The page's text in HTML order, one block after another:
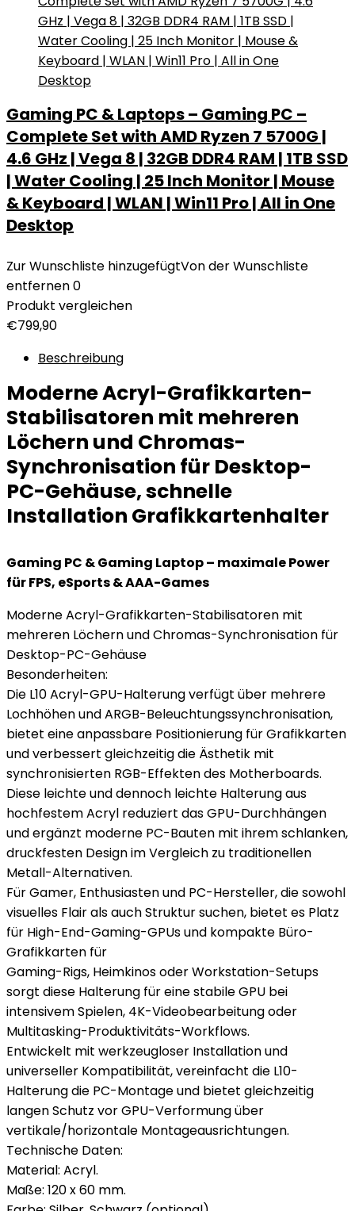
Gaming PC & Laptops – Gaming PC –
Complete Set with AMD Ryzen 7 5700G |
4.6 GHz | Vega 8 | 32GB DDR4 RAM | 1TB SSD
| Water Cooling | 25 Inch Monitor | Mouse
& Keyboard | WLAN | Win11 Pro | All in One
Desktop
Zur Wunschliste hinzugefügtVon der Wunschliste
entfernen0
Produkt vergleichen
€799,90
Beschreibung
Moderne Acryl-Grafikkarten-
Stabilisatoren mit mehreren
Löchern und Chromas-
Synchronisation für Desktop-
PC-Gehäuse, schnelle
Installation Grafikkartenhalter
Gaming PC & Gaming Laptop – maximale Power
für FPS, eSports & AAA-Games
Moderne Acryl-Grafikkarten-Stabilisatoren mit
mehreren Löchern und Chromas-Synchronisation für
Desktop-PC-Gehäuse
Besonderheiten:
Die L10 Acryl-GPU-Halterung verfügt über mehrere
Lochhöhen und ARGB-Beleuchtungssynchronisation,
bietet eine anpassbare Positionierung für Grafikkarten
und verbessert gleichzeitig die Ästhetik mit
synchronisierten RGB-Effekten des Motherboards.
Diese leichte und dennoch leichte Halterung aus
hochfestem Acryl reduziert das GPU-Durchhängen
und ergänzt moderne PC-Bauten mit ihrem schlanken,
druckfesten Design im Vergleich zu traditionellen
Metall-Alternativen.
Für Gamer, Enthusiasten und PC-Hersteller, die sowohl
visuelles Flair als auch Struktur suchen, bietet es Platz
für High-End-Gaming-GPUs und kompakte Büro-
Grafikkarten für
Gaming-Rigs, Heimkinos oder Workstation-Setups
sorgt diese Halterung für eine stabile GPU bei
intensivem Spielen, 4K-Videobearbeitung oder
Multitasking-Produktivitäts-Workflows.
Entwickelt mit werkzeugloser Installation und
universeller Kompatibilität, vereinfacht die L10-
Halterung die PC-Montage und bietet gleichzeitig
langen Schutz vor GPU-Verformung über
vertikale/horizontale Montageausrichtungen.
Technische Daten:
Material: Acryl.
Maße: 120 x 60 mm.